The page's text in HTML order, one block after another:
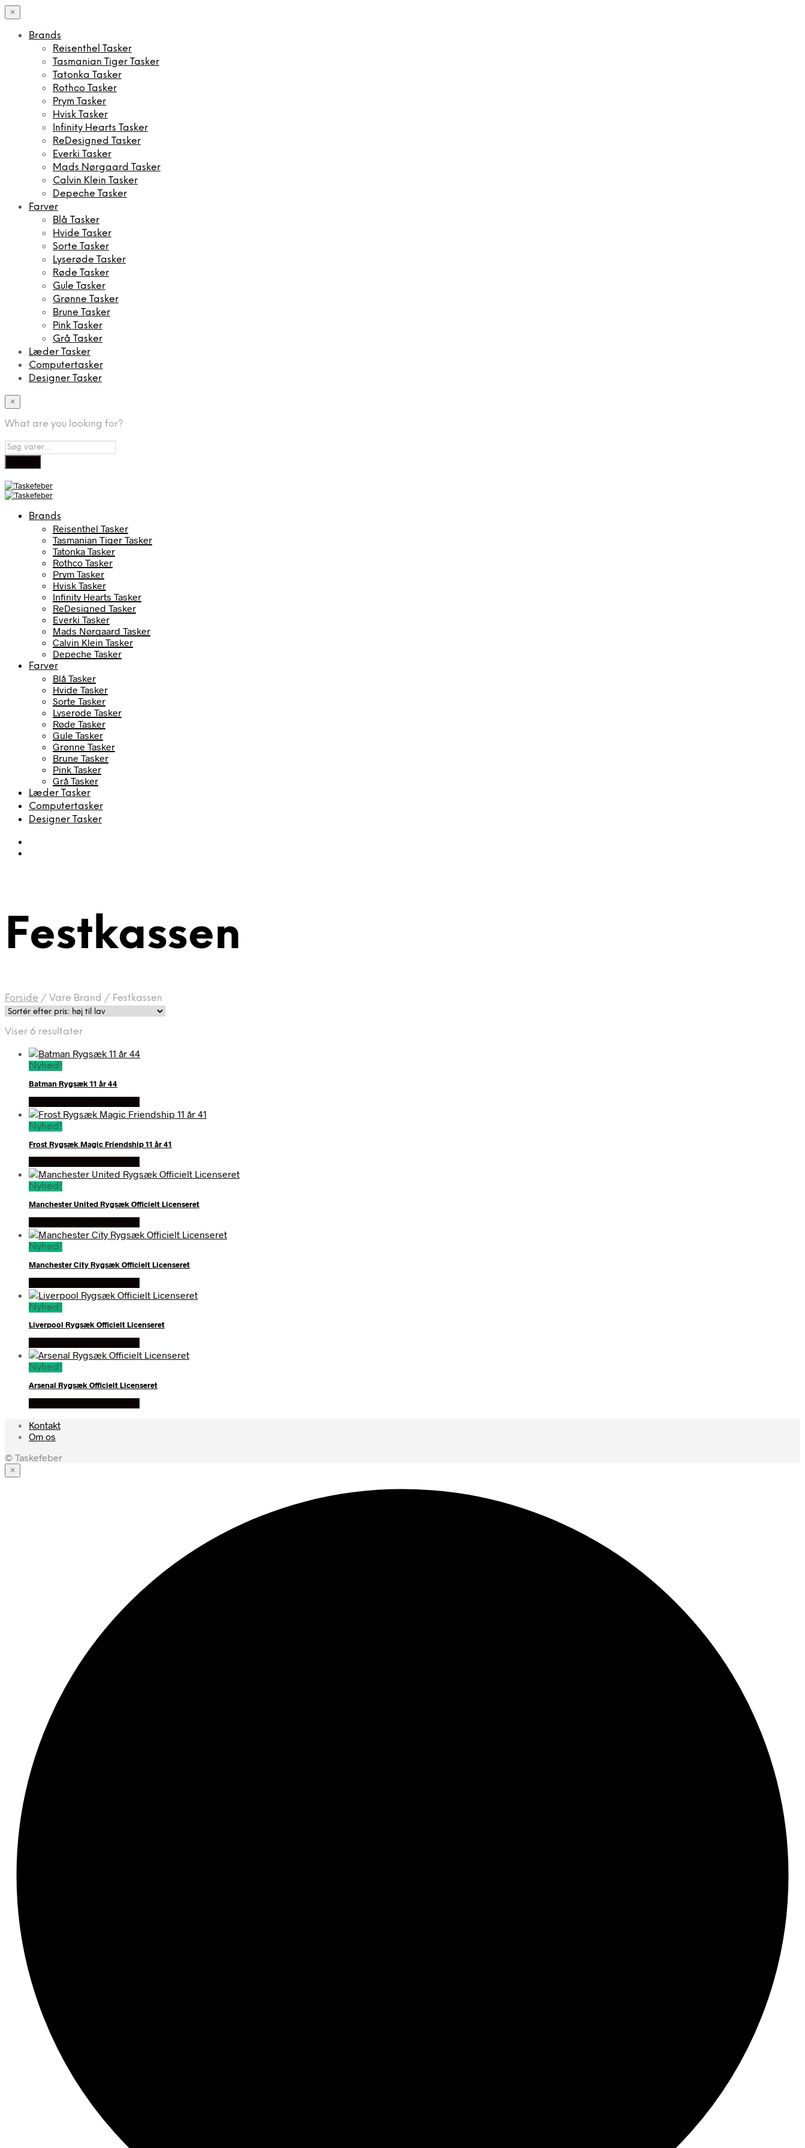
×
Brands
Reisenthel Tasker
Tasmanian Tiger Tasker
Tatonka Tasker
Rothco Tasker
Prym Tasker
Hvisk Tasker
Infinity Hearts Tasker
ReDesigned Tasker
Everki Tasker
Mads Nørgaard Tasker
Calvin Klein Tasker
Depeche Tasker
Farver
Blå Tasker
Hvide Tasker
Sorte Tasker
Lyserøde Tasker
Røde Tasker
Gule Tasker
Grønne Tasker
Brune Tasker
Pink Tasker
Grå Tasker
Læder Tasker
Computertasker
Designer Tasker
×
What are you looking for?
Brands
Reisenthel Tasker
Tasmanian Tiger Tasker
Tatonka Tasker
Rothco Tasker
Prym Tasker
Hvisk Tasker
Infinity Hearts Tasker
ReDesigned Tasker
Everki Tasker
Mads Nørgaard Tasker
Calvin Klein Tasker
Depeche Tasker
Farver
Blå Tasker
Hvide Tasker
Sorte Tasker
Lyserøde Tasker
Røde Tasker
Gule Tasker
Grønne Tasker
Brune Tasker
Pink Tasker
Grå Tasker
Læder Tasker
Computertasker
Designer Tasker
Festkassen
Forside / Vare Brand / Festkassen
Viser 6 resultaterSorteret
pris:
til
lav
Nyhed!
Batman Rygsæk 11 år 44
Nyhed!
Frost Rygsæk Magic Friendship 11 år 41
Nyhed!
Manchester United Rygsæk Officielt Licenseret
Nyhed!
Manchester City Rygsæk Officielt Licenseret
Nyhed!
Liverpool Rygsæk Officielt Licenseret
Nyhed!
Arsenal Rygsæk Officielt Licenseret
Kontakt
Om os
© Taskefeber
×